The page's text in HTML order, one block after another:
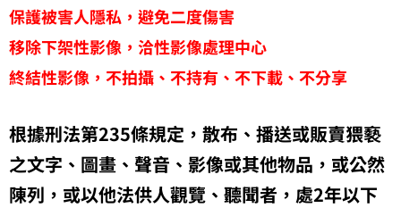
保護被害人隱私，避免二度傷害
移除下架性影像，洽性影像處理中心
終結性影像，不拍攝、不持有、不下載、不分享
根據刑法第235條規定，散布、播送或販賣猥褻
之文字、圖畫、聲音、影像或其他物品，或公然
陳列，或以他法供人觀覽、聽聞者，處2年以下